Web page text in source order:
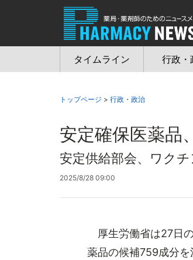
タイムライン 行政・
トップページ > 行政・政治
安定確保医薬品
安定供給部会、ワク
2025/8/28 09:00
厚生労働省は27日
薬品の候補759成分